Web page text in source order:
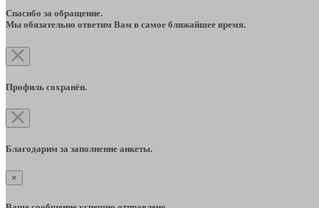
Спасибо за обращение.
Мы обязательно ответим Вам в самое ближайшее время.
Профиль сохранён.
Благодарим за заполнение анкеты.
×